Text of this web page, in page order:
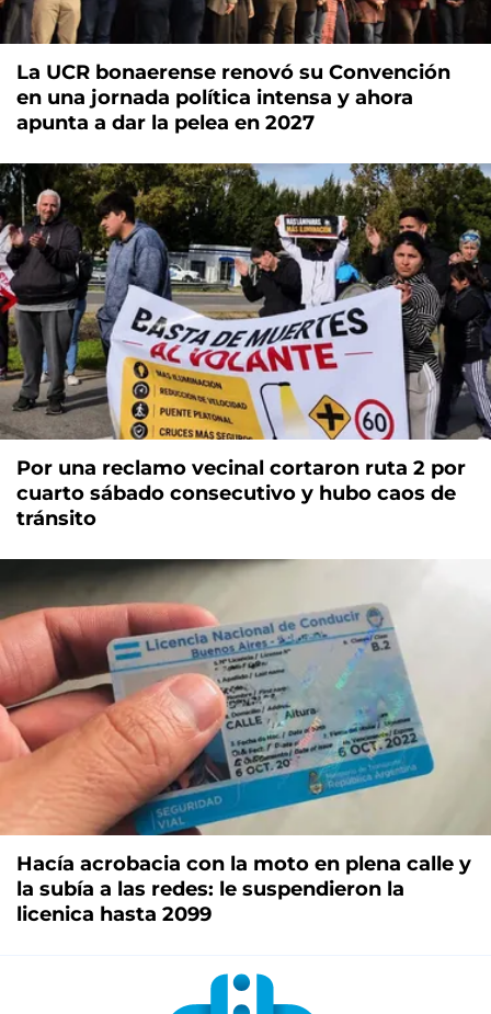
La UCR bonaerense renovó su Convención
en una jornada política intensa y ahora
apunta a dar la pelea en 2027
Por una reclamo vecinal cortaron ruta 2 por
cuarto sábado consecutivo y hubo caos de
tránsito
Hacía acrobacia con la moto en plena calle y
la subía a las redes: le suspendieron la
licenica hasta 2099